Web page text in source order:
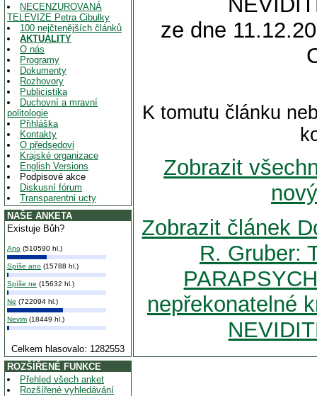
NECENZUROVANÁ
TELEVIZE Petra Cibulky
100 nejčtenějších článků
AKTUALITY
O nás
Programy
Dokumenty
Rozhovory
Publicistika
Duchovní a mravní
politologie
Přihláška
Kontakty
O předsedovi
Krajské organizace
English Versions
Podpisové akce
Diskusní fórum
Transparentni ucty
NAŠE ANKETA
Existuje Bůh?
Ano (510590 hl.)
Spíše ano (15788 hl.)
Spíše ne (15632 hl.)
Ne (722094 hl.)
Nevim (18449 hl.)
Celkem hlasovalo: 1282553
ROZŠÍŘENÉ FUNKCE
Přehled všech anket
Rozšířené vyhledávání
ze dne
K tomutu článku
Zobrazit
Zobrazit článek
R. Gruber:
nepřekonatelné